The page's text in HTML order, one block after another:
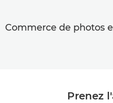
Commerce de photos
Prenez